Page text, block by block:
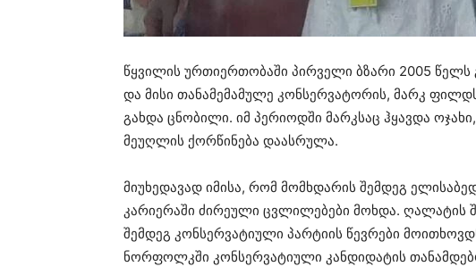
წყვილის ურთიერთობაში პირველი ბზარი 2005 წელს
და მისი თანამემამულე კონსერვატორის, მარკ
გახდა ცნობილი. იმ პერიოდში მარკსაც ჰყავდა
მეუღლის ქორწინება დაასრულა.
მიუხედავად იმისა, რომ მომხდარის შემდეგ
კარიერაში ძირეული ცვლილებები მოხდა. ღალატის
შემდეგ კონსერვატიული პარტიის წევრები
ნორფოლკში კონსერვატიული კანდიდატის